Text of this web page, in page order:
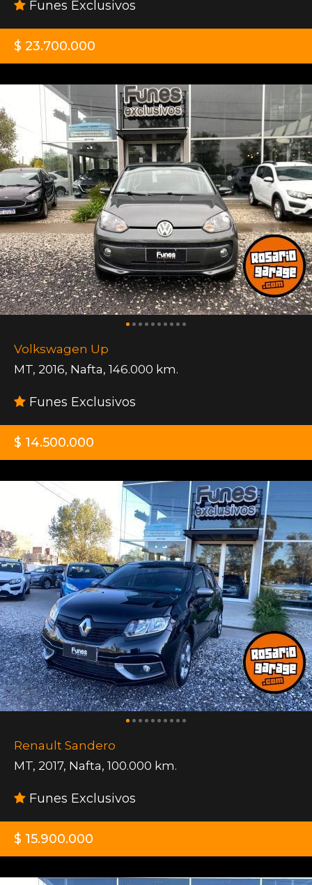
Funes Exclusivos
$ 23.700.000
Volkswagen Up
MT, 2016, Nafta, 146.000 km.
Funes Exclusivos
$ 14.500.000
Renault Sandero
MT, 2017, Nafta, 100.000 km.
Funes Exclusivos
$ 15.900.000